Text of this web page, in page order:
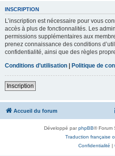
INSCRIPTION
L’inscription est nécessaire pour vous
accès à plus de fonctionnalités. Les
permissions supplémentaires aux
prenez connaissance des conditions
confidentialité, ainsi que des règles
Conditions d’utilisation | Politique de
Inscription
Accueil du forum
Développé parphpBB® Forum
Traduction française
Confidentialité |